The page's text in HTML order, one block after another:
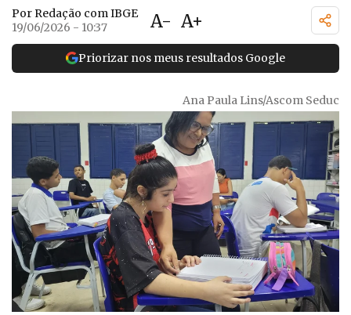
Por Redação com IBGE
19/06/2026 - 10:37
A- A+
Priorizar nos meus resultados Google
Ana Paula Lins/Ascom Seduc